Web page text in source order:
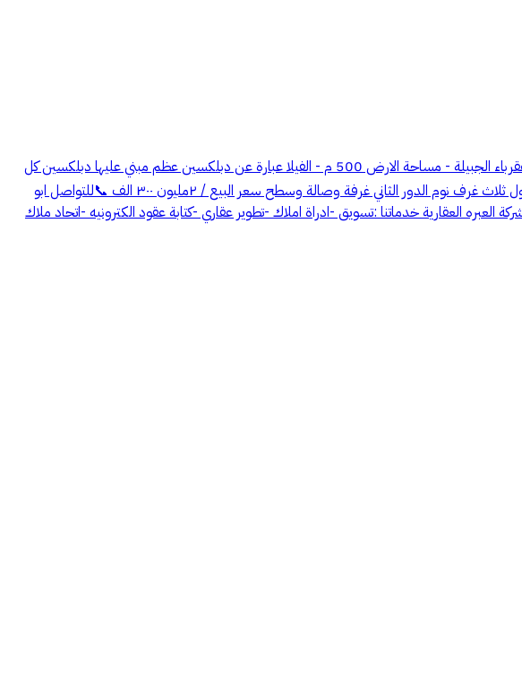
عرض رقم 3953 بسم الله الرحمن الرحيم الرجاء قراءة الاعلان بشكل واضح السلام عليكم ورحمة الله وبركاته 🏠 فيلا للبيع حي عقرباء الجبيلة - مساحة الارض 500 م - الفيلا عبارة عن دبلكسين عظم مبني عليها دبلكسين كل
دبلكس ٢٥٠ م الدبلكس الواحد مسطح البناء حقه ٤٣٥ م تقريبا اجمالي مسطح البناء للدبلكسين ٨٧٠ م تقريبا تتكون من : الدور الاول ثلاث غرف نوم الدور الثاني غرفة وصالة وسطح سعر البيع / ٢مليون ٣٠٠ الف 📞للتواصل ابو
العقارية خدماتنا :تسويق -ادراة املاك -تطوير عقاري -كتابة عقود الكترونيه -اتحاد ملاك